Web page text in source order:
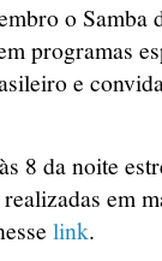
o Samba
programas
e
8 da noite
em
link.